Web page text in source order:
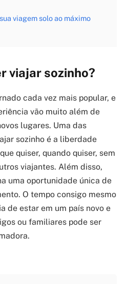
viagem solo ao máximo
viajar sozinho?
cada vez mais popular, e
vão muito além de
lugares. Uma das
sozinho é a liberdade
quiser, quando quiser, sem
viajantes. Além disso,
uma oportunidade única de
O tempo consigo mesmo
de estar em um país novo e
ou familiares pode ser